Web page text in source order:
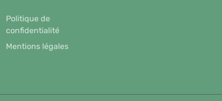
Politique de
confidentialité
Mentions légales